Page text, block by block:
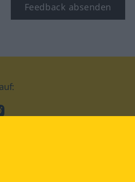
Feedback absenden